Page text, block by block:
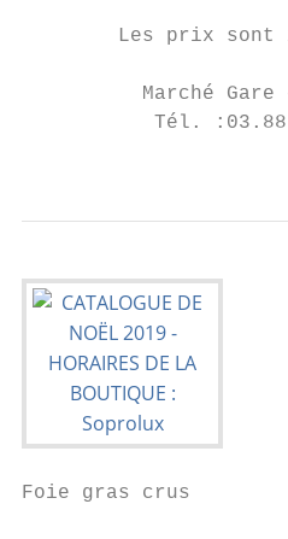
Les prix sont
Marché Gare
Tél.
Foie gras crus